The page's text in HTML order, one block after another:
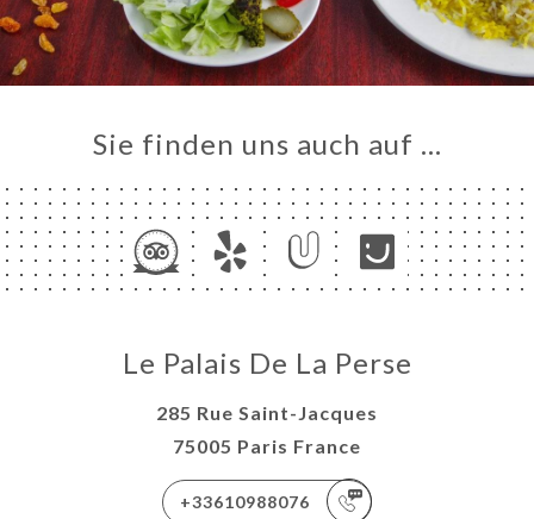
Sie finden uns auch auf …
Le Palais De La Perse
285 Rue Saint-Jacques
75005 Paris France
+33610988076